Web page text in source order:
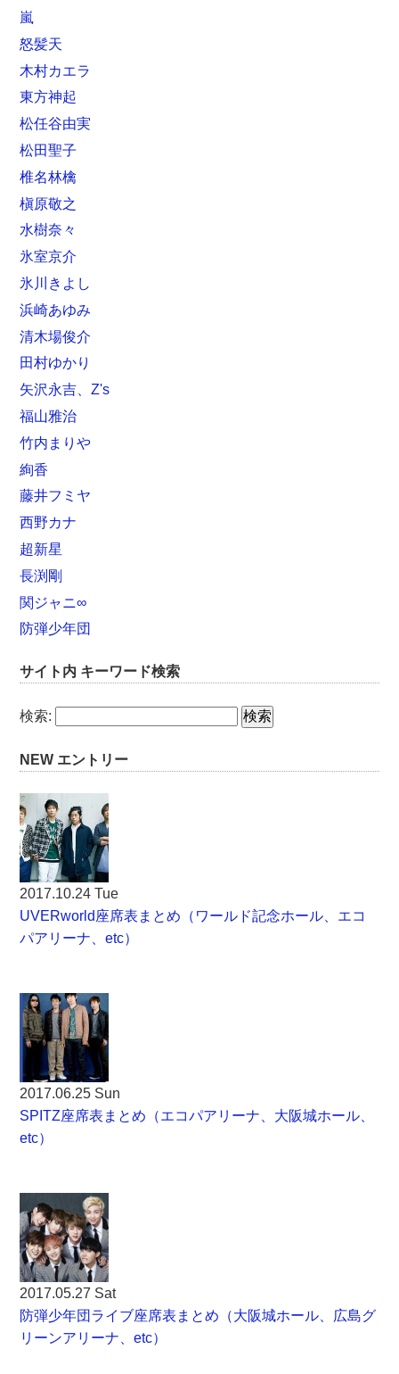
嵐
怒髪天
木村カエラ
東方神起
松任谷由実
松田聖子
椎名林檎
槇原敬之
水樹奈々
氷室京介
氷川きよし
浜崎あゆみ
清木場俊介
田村ゆかり
矢沢永吉、Z's
福山雅治
竹内まりや
絢香
藤井フミヤ
西野カナ
超新星
長渕剛
関ジャニ∞
防弾少年団
サイト内 キーワード検索
検索:
NEW エントリー
2017.10.24 Tue
UVERworld座席表まとめ（ワールド記念ホール、エコ
パアリーナ、etc）
2017.06.25 Sun
SPITZ座席表まとめ（エコパアリーナ、大阪城ホール、
etc）
2017.05.27 Sat
防弾少年団ライブ座席表まとめ（大阪城ホール、広島グ
リーンアリーナ、etc）